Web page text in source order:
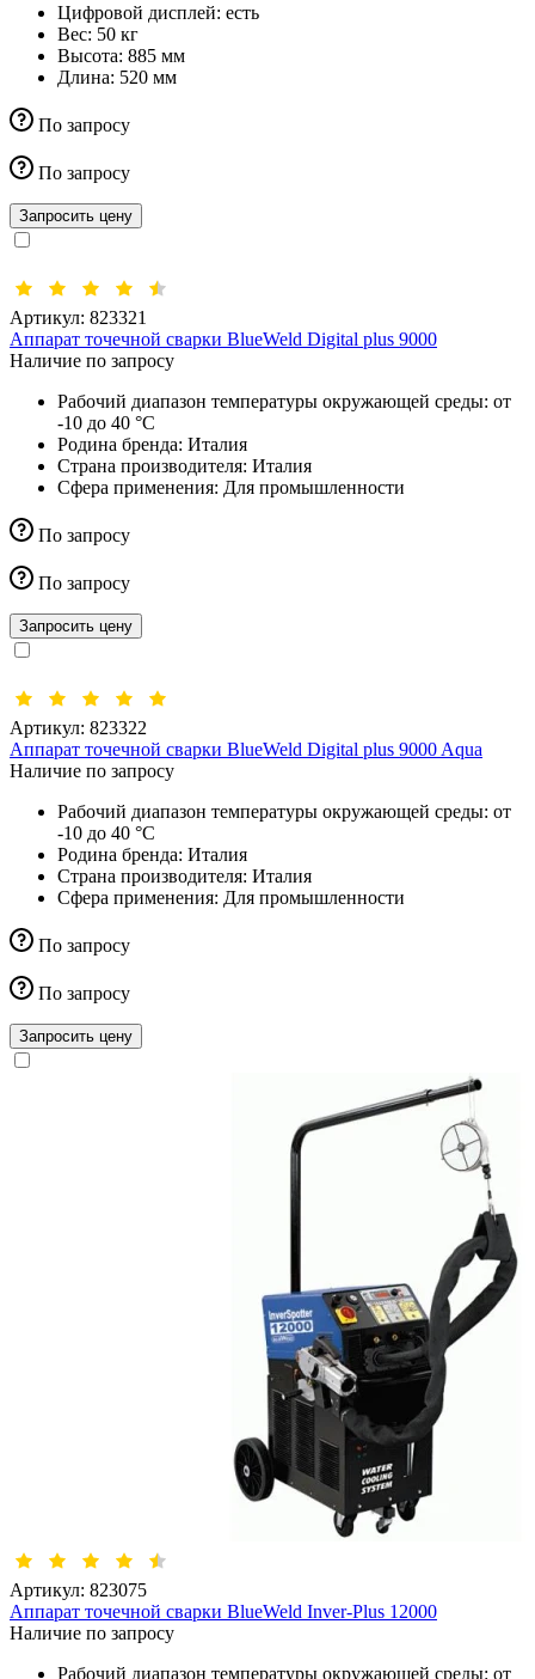
Цифровой дисплей: есть
Вес: 50 кг
Высота: 885 мм
Длина: 520 мм
По запросу
По запросу
Запросить цену
Артикул: 823321
Аппарат точечной сварки BlueWeld Digital plus 9000
Наличие по запросу
Рабочий диапазон температуры окружающей среды: от
-10 до 40 °С
Родина бренда: Италия
Страна производителя: Италия
Сфера применения: Для промышленности
По запросу
По запросу
Запросить цену
Артикул: 823322
Аппарат точечной сварки BlueWeld Digital plus 9000 Aqua
Наличие по запросу
Рабочий диапазон температуры окружающей среды: от
-10 до 40 °С
Родина бренда: Италия
Страна производителя: Италия
Сфера применения: Для промышленности
По запросу
По запросу
Запросить цену
Артикул: 823075
Аппарат точечной сварки BlueWeld Inver-Plus 12000
Наличие по запросу
Рабочий диапазон температуры окружающей среды: от